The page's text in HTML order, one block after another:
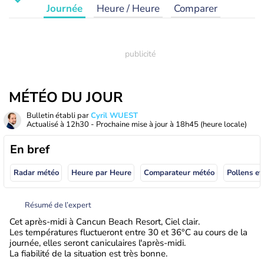
Journée Heure / Heure Comparer
MÉTÉO DU JOUR
Bulletin établi parCyril WUEST
Actualisé à 12h30 - Prochaine mise à jour à 18h45 (heure locale)
En bref
Radar météo Heure par Heure Comparateur météo Pollens
Résumé de l’expert
Cet après-midi à Cancun Beach Resort, Ciel clair.
Les températures fluctueront entre 30 et 36°C au cours de la
journée, elles seront caniculaires l'après-midi.
La fiabilité de la situation est très bonne.